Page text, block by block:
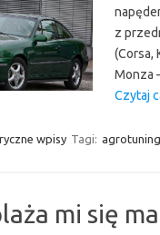
z
(Corsa,
Monza
Czytaj
wpisy Tagi: agrotuning
mi się